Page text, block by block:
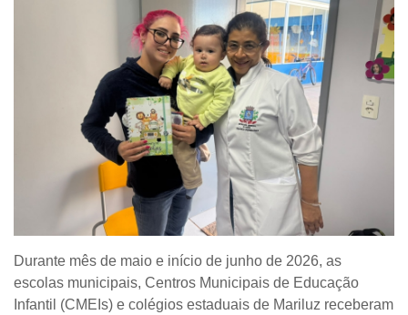
Durante mês de maio e início de junho de 2026, as
escolas municipais, Centros Municipais de Educação
Infantil (CMEIs) e colégios estaduais de Mariluz receberam